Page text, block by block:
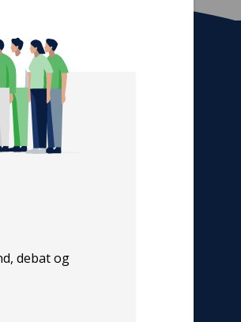
debat og
nyhedsbrev
nyheder om TrygFondens og
aktiviteter direkte i din